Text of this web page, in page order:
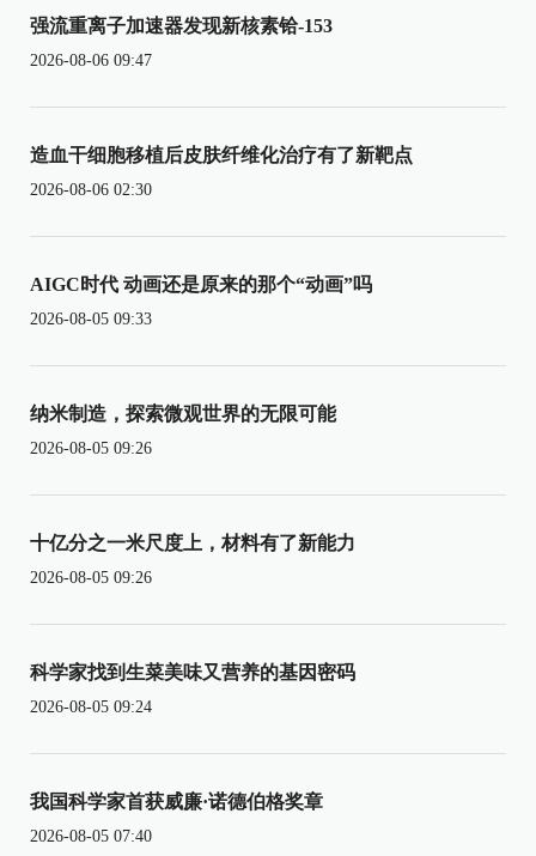
强流重离子加速器发现新核素铪-153
2026-08-06 09:47
造血干细胞移植后皮肤纤维化治疗有了新靶点
2026-08-06 02:30
AIGC时代 动画还是原来的那个“动画”吗
2026-08-05 09:33
纳米制造，探索微观世界的无限可能
2026-08-05 09:26
十亿分之一米尺度上，材料有了新能力
2026-08-05 09:26
科学家找到生菜美味又营养的基因密码
2026-08-05 09:24
我国科学家首获威廉·诺德伯格奖章
2026-08-05 07:40